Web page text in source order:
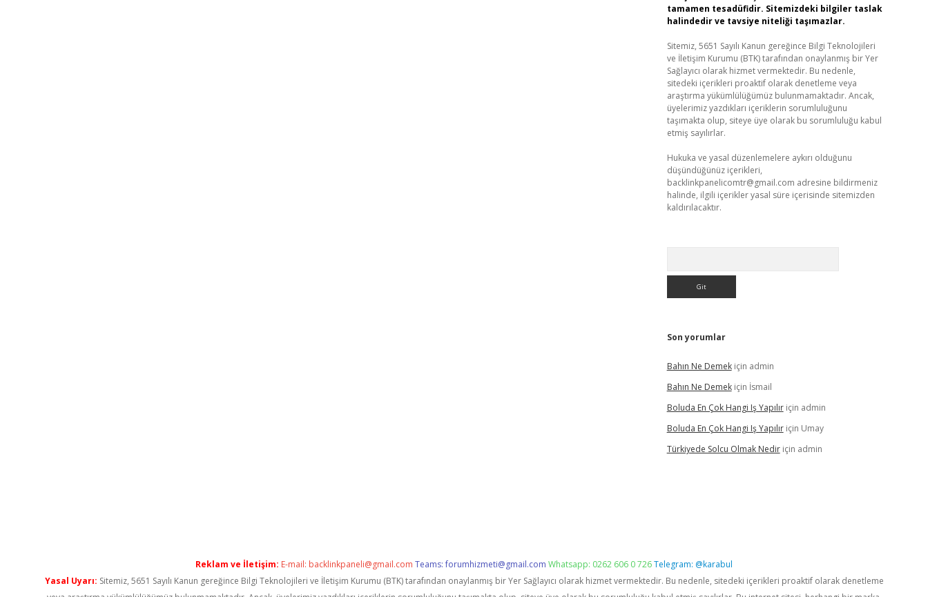
tamamen tesadüfidir. Sitemizdeki bilgiler taslak
halindedir ve tavsiye niteliği taşımazlar.
Sitemiz, 5651 Sayılı Kanun gereğince Bilgi Teknolojileri
ve İletişim Kurumu (BTK) tarafından onaylanmış bir Yer
Sağlayıcı olarak hizmet vermektedir. Bu nedenle,
sitedeki içerikleri proaktif olarak denetleme veya
araştırma yükümlülüğümüz bulunmamaktadır. Ancak,
üyelerimiz yazdıkları içeriklerin sorumluluğunu
taşımakta olup, siteye üye olarak bu sorumluluğu kabul
etmiş sayılırlar.
Hukuka ve yasal düzenlemelere aykırı olduğunu
düşündüğünüz içerikleri,
backlinkpanelicomtr@gmail.com adresine bildirmeniz
halinde, ilgili içerikler yasal süre içerisinde sitemizden
kaldırılacaktır.
Son yorumlar
Bahın Ne Demekiçin admin
Bahın Ne Demekiçin İsmail
Boluda En Çok Hangi Iş Yapılıriçin admin
Boluda En Çok Hangi Iş Yapılıriçin Umay
Türkiyede Solcu Olmak Nediriçin admin
Reklam ve İletişim: E-mail: backlinkpaneli@gmail.com Teams:forumhizmeti@gmail.com Whatsapp: 0262 606 0 726Telegram: @karabul
Yasal Uyarı: Sitemiz, 5651 Sayılı Kanun gereğince Bilgi Teknolojileri ve İletişim Kurumu (BTK) tarafından onaylanmış bir Yer Sağlayıcı olarak hizmet vermektedir. Bu nedenle, sitedeki içerikleri proaktif olarak denetleme